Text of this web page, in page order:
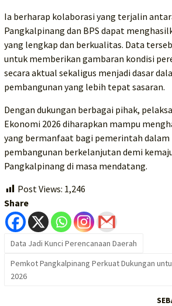
Ia berharap kolaborasi yang terjalin
Pangkalpinang dan BPS dapat
yang lengkap dan berkualitas. Data
untuk memberikan gambaran kondisi
secara aktual sekaligus menjadi dasar
pembangunan yang lebih tepat sasaran.
Dengan dukungan berbagai pihak,
Ekonomi 2026 diharapkan mampu
yang bermanfaat bagi pemerintah dalam
pembangunan berkelanjutan demi
Pangkalpinang di masa mendatang.
Post Views: 1,246
Share
Data Jadi Kunci Perencanaan Daerah
Pemkot Pangkalpinang Perkuat Dukungan
2026